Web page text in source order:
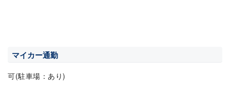
マイカー通勤
可(駐車場：あり)